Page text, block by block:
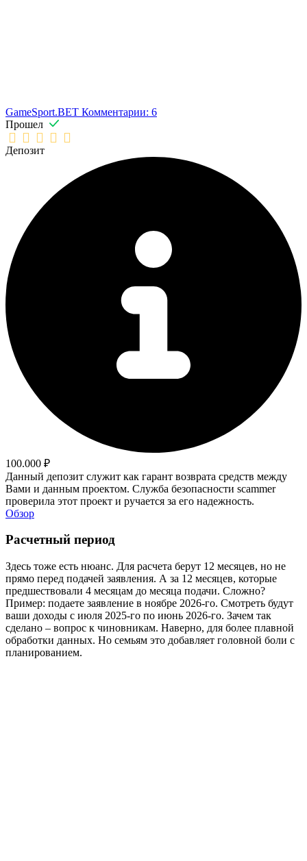
GameSport.BET Комментарии: 6
Прошел
Депозит
100.000 ₽
Данный депозит служит как гарант возврата средств между
Вами и данным проектом. Служба безопасности scammer
проверила этот проект и ручается за его надежность.
Обзор
Расчетный период
Здесь тоже есть нюанс. Для расчета берут 12 месяцев, но не
прямо перед подачей заявления. А за 12 месяцев, которые
предшествовали 4 месяцам до месяца подачи. Сложно?
Пример: подаете заявление в ноябре 2026-го. Смотреть будут
ваши доходы с июля 2025-го по июнь 2026-го. Зачем так
сделано – вопрос к чиновникам. Наверно, для более плавной
обработки данных. Но семьям это добавляет головной боли с
планированием.